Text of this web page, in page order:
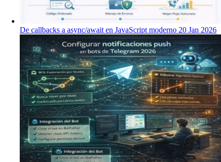
De callbacks a async/await en JavaScript moderno 20 Jan 2026